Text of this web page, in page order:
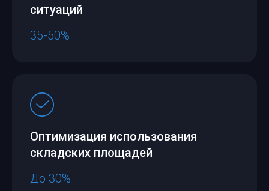
ситуаций
35-50%
Оптимизация использования
складских площадей
До 30%